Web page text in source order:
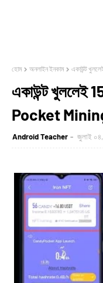
হোম অনলাইন ইনকাম একাউন্ট
একাউন্ট খুললেই
Pocket
Android Teacher জুলাই